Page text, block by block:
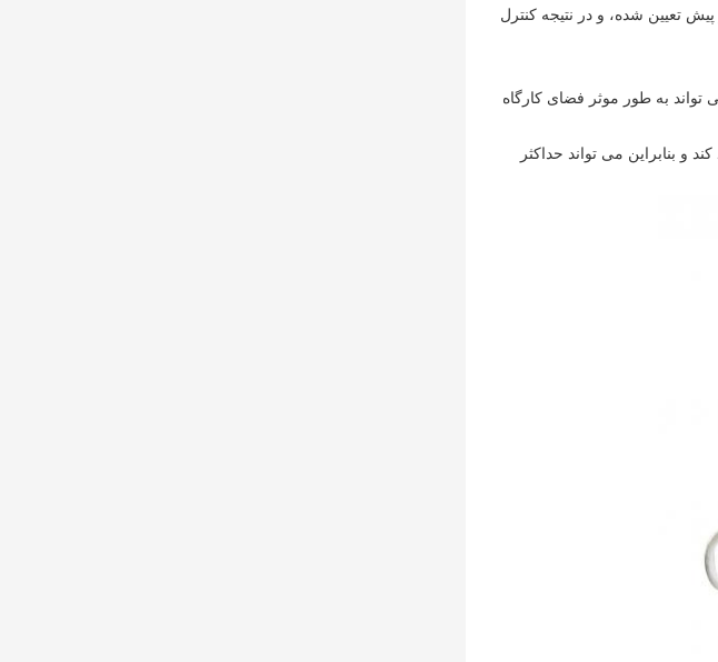
تعیین شده، و در نتیجه کنترل
به طور موثر فضای کارگاه
و بنابراین می تواند حداکثر